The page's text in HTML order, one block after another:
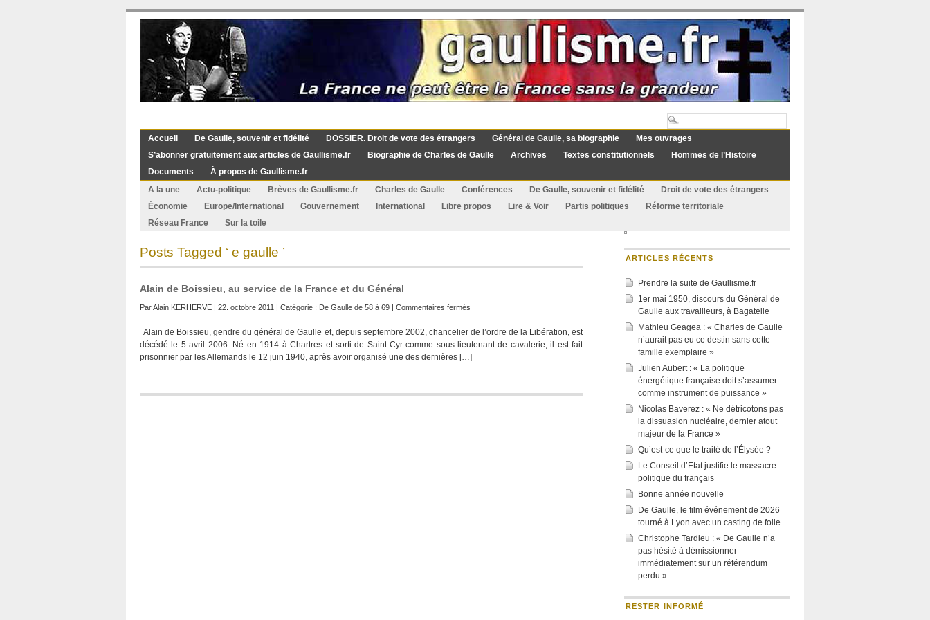
Accueil De Gaulle, souvenir et fidélité DOSSIER. Droit de vote des étrangers Général de Gaulle, sa biographie
Mes ouvrages
S’abonner gratuitement aux articles de Gaullisme.fr
Biographie de Charles de Gaulle Archives Textes constitutionnels
Hommes de l’Histoire
Documents
À propos de Gaullisme.fr
A la une
Actu-politique Brèves de Gaullisme.fr Charles de Gaulle Conférences De Gaulle, souvenir et fidélité
Droit de vote des étrangers
Économie
Europe/International Gouvernement International Libre propos Lire & Voir Partis politiques
Réforme territoriale
Réseau France
Sur la toile
Posts Tagged ‘ e gaulle ’
Alain de Boissieu, au service de la France et du Général
ParAlain KERHERVE | 22. octobre 2011 | Catégorie : De Gaulle de 58 à 69 | Commentaires fermés
de
Boissieu,
au
la
Alain de Boissieu, gendre du général de Gaulle et, depuis septembre 2002, chancelier de l’ordre de la Libération, est
décédé le 5 avril 2006. Né en 1914 à Chartres et sorti de Saint-Cyr comme sous-lieutenant de cavalerie, il est fait
prisonnier par les Allemands le 12 juin 1940, après avoir organisé une des dernières […]
ARTICLES RÉCENTS
Prendre la suite de Gaullisme.fr
1er mai 1950, discours du Général de
Gaulle aux travailleurs, à Bagatelle
Mathieu Geagea : « Charles de Gaulle
n’aurait pas eu ce destin sans cette
famille exemplaire »
Julien Aubert : « La politique
énergétique française doit s’assumer
comme instrument de puissance »
Nicolas Baverez : « Ne détricotons pas
la dissuasion nucléaire, dernier atout
majeur de la France »
Qu’est-ce que le traité de l’Élysée ?
Le Conseil d’Etat justifie le massacre
politique du français
Bonne année nouvelle
De Gaulle, le film événement de 2026
tourné à Lyon avec un casting de folie
Christophe Tardieu : « De Gaulle n’a
pas hésité à démissionner
immédiatement sur un référendum
perdu »
RESTER INFORMÉ